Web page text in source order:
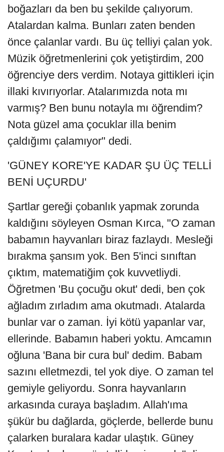
boğazları da ben bu şekilde çalıyorum.
Atalardan kalma. Bunları zaten benden
önce çalanlar vardı. Bu üç telliyi çalan yok.
Müzik öğretmenlerini çok yetiştirdim, 200
öğrenciye ders verdim. Notaya gittikleri için
illaki kıvırıyorlar. Atalarımızda nota mı
varmış? Ben bunu notayla mı öğrendim?
Nota güzel ama çocuklar illa benim
çaldığımı çalamıyor" dedi.
'GÜNEY KORE'YE KADAR ŞU ÜÇ TELLİ
BENİ UÇURDU'
Şartlar gereği çobanlık yapmak zorunda
kaldığını söyleyen Osman Kırca, "O zaman
babamın hayvanları biraz fazlaydı. Mesleği
bırakma şansım yok. Ben 5'inci sınıftan
çıktım, matematiğim çok kuvvetliydi.
Öğretmen 'Bu çocuğu okut' dedi, ben çok
ağladım zırladım ama okutmadı. Atalarda
bunlar var o zaman. İyi kötü yapanlar var,
ellerinde. Babamın haberi yoktu. Amcamın
oğluna 'Bana bir cura bul' dedim. Babam
sazını elletmezdi, tel yok diye. O zaman tel
gemiyle geliyordu. Sonra hayvanların
arkasında curaya başladım. Allah'ıma
şükür bu dağlarda, göçlerde, bellerde bunu
çalarken buralara kadar ulaştık. Güney